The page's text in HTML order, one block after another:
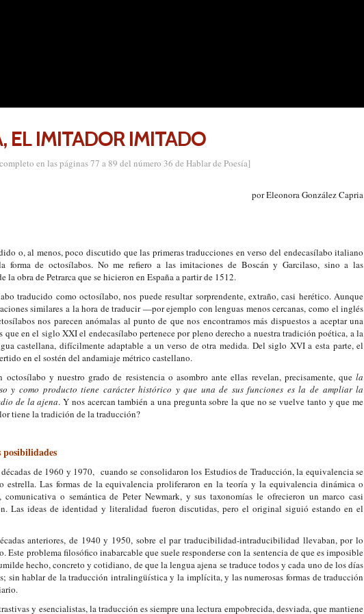
EL IMITADOR IMITADO
en las páginas 77 a 89 del número 36 de Hablar de Poesía]
por Eleonora González Capria
o, al menos, poco discutido que las primeras traducciones en verso del endecasílabo italiano
forma de octosílabos. No me refiero a las imitaciones de Boscán y Garcilaso, sino a las
la obra de Petrarca que se hicieron en España a partir de 1512.
traducido como octosílabo, nos puede resultar sorprendente, extraño, casi herético. Aunque
similares a la hora de traducir —por ejemplo con lenguas menos cercanas, como el inglés
nos parecen anómalas al punto de que nos encontramos más dispuestos a aceptar una
que en el siglo XXI el endecasílabo pertenece por pleno derecho a nuestra tradición poética, a la
castellana, difícilmente adaptable a un verso de otra medida. Del siglo XVI a esta parte, el
en el sostén del andamiaje métrico castellano.
octosílabo y nuestro grado de resistencia o asombro ante ellas revelan, precisamente, quela
y como producto tiene carácter histórico y que una de sus funciones es la de ampliar la
de la ajena. Y nos acercan también a una pregunta sobre la que no se vuelve tanto y que me
tiene la tradición de la traducción?
de 1960 y 1970, cuando se consolidaron los Estudios de Traducción, la equivalencia se
estrella. Las formas de la equivalencia proliferaron en la teoría y la equivalencia dinámica o
comunicativa o semántica de Peter Newmark, y sus taxonomías le ofrecieron un marco casi
Las ideas de identidad y literalidad fueron discutidas, pero el original siguió estando en el
anteriores, de 1940 y 1950, sobre el par traducibilidad-intraducibilidad llevaban, por lo
Este problema filosófico inabarcable que suele responderse con la sentencia de que es imposible
hecho, concreto y cotidiano, de que la lengua ajena se traduce todos y cada uno de los días
sin hablar de la traducción intralingüística y la implícita, y las numerosas formas de traducción
y esencialistas, la traducción es siempre una lectura empobrecida, desviada, que mantiene